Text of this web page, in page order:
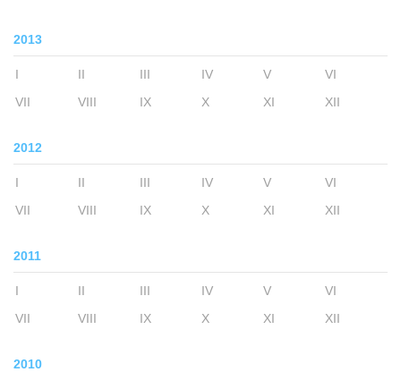
2013
I II III IV V
VI
VII
VIII IX X XI XII
2012
I II III IV V
VI
VII
VIII IX X XI XII
2011
I II III IV V
VI
VII
VIII IX X XI XII
2010